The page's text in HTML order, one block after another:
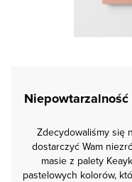
Zdecydowaliśmy się
dostarczyć Wam
masie z palety
pastelowych kolorów,